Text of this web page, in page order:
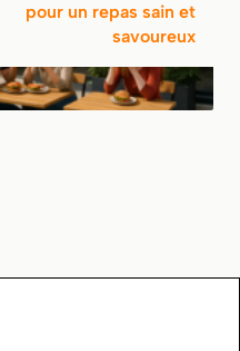
pour un repas sain et
savoureux